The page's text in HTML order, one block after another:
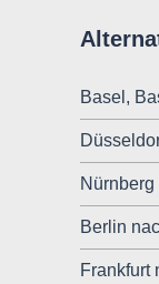
Basel,
Berlin
Frankfurt